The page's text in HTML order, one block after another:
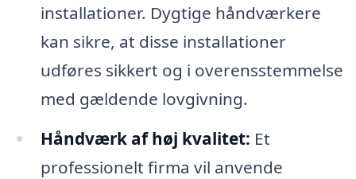
installationer. Dygtige håndværkere
kan sikre, at disse installationer
udføres sikkert og i overensstemmelse
med gældende lovgivning.
Håndværk af høj kvalitet: Et
professionelt firma vil anvende